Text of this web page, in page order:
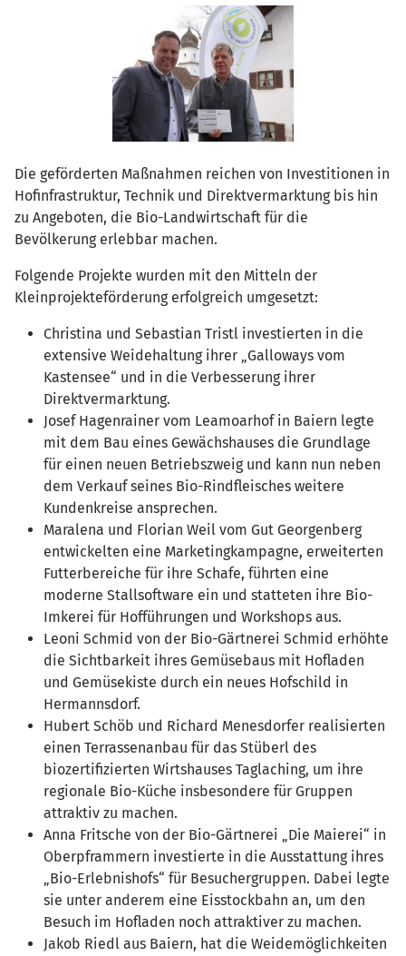
Die geförderten Maßnahmen reichen von Investitionen in
Hofinfrastruktur, Technik und Direktvermarktung bis hin
zu Angeboten, die Bio-Landwirtschaft für die
Bevölkerung erlebbar machen.
Folgende Projekte wurden mit den Mitteln der
Kleinprojekteförderung erfolgreich umgesetzt:
Christina und Sebastian Tristl investierten in die
extensive Weidehaltung ihrer „Galloways vom
Kastensee“ und in die Verbesserung ihrer
Direktvermarktung.
Josef Hagenrainer vom Leamoarhof in Baiern legte
mit dem Bau eines Gewächshauses die Grundlage
für einen neuen Betriebszweig und kann nun neben
dem Verkauf seines Bio-Rindfleisches weitere
Kundenkreise ansprechen.
Maralena und Florian Weil vom Gut Georgenberg
entwickelten eine Marketingkampagne, erweiterten
Futterbereiche für ihre Schafe, führten eine
moderne Stallsoftware ein und statteten ihre Bio-
Imkerei für Hofführungen und Workshops aus.
Leoni Schmid von der Bio-Gärtnerei Schmid erhöhte
die Sichtbarkeit ihres Gemüsebaus mit Hofladen
und Gemüsekiste durch ein neues Hofschild in
Hermannsdorf.
Hubert Schöb und Richard Menesdorfer realisierten
einen Terrassenanbau für das Stüberl des
biozertifizierten Wirtshauses Taglaching, um ihre
regionale Bio-Küche insbesondere für Gruppen
attraktiv zu machen.
Anna Fritsche von der Bio-Gärtnerei „Die Maierei“ in
Oberpframmern investierte in die Ausstattung ihres
„Bio-Erlebnishofs“ für Besuchergruppen. Dabei legte
sie unter anderem eine Eisstockbahn an, um den
Besuch im Hofladen noch attraktiver zu machen.
Jakob Riedl aus Baiern, hat die Weidemöglichkeiten